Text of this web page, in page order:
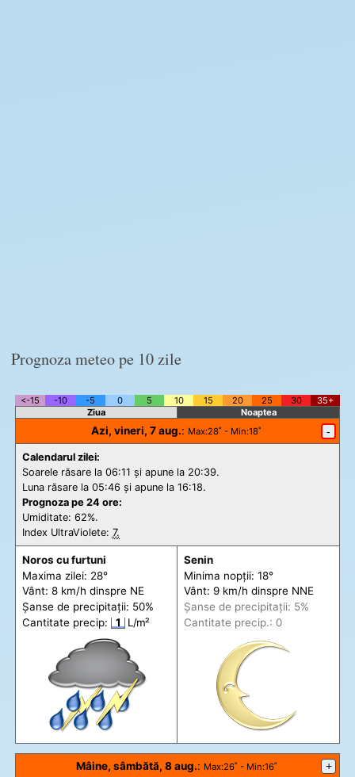
Prognoza meteo pe 10 zile
<-15 -10 -5 0 5 10 15 20 25 30
35+
Ziua
Noaptea
Azi, vineri, 7 aug.: Max:28˚ - Min:18˚ -
Calendarul zilei:
Soarele răsare la 06:11 și apune la 20:39.
Luna răsare la 05:46 și apune la 16:18.
Prognoza pe 24 ore:
Umiditate: 62%.
Index UltraViolete: 7.
Noros cu furtuni
Maxima zilei: 28°
Vânt: 8 km/h dinspre NE
Șanse de precipitații: 50%
Cantitate precip:
1 L/m²
Senin
Minima nopții: 18°
Vânt: 9 km/h dinspre NNE
Șanse de precipitații: 5%
Cantitate precip.: 0
Mâine, sâmbătă, 8 aug.: Max:26˚ - Min:16˚ +